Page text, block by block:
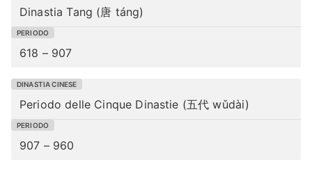
Dinastia Tang (唐 táng)
618 – 907
Periodo delle Cinque Dinastie (五代 wǔdài)
907 – 960